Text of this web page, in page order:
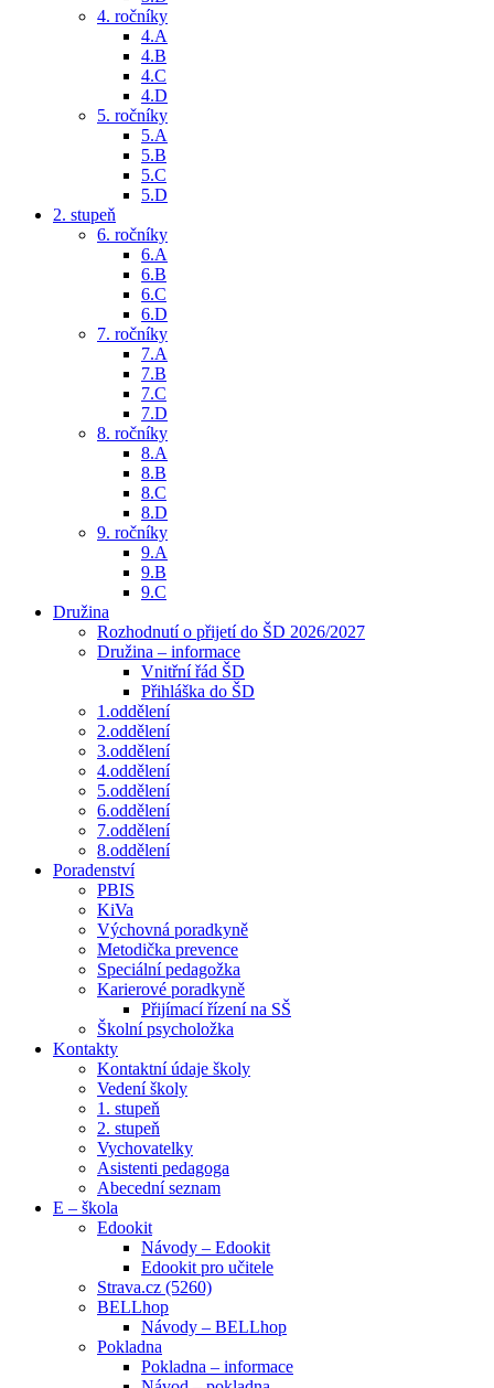
4. ročníky
4.A
4.B
4.C
4.D
5. ročníky
5.A
5.B
5.C
5.D
2. stupeň
6. ročníky
6.A
6.B
6.C
6.D
7. ročníky
7.A
7.B
7.C
7.D
8. ročníky
8.A
8.B
8.C
8.D
9. ročníky
9.A
9.B
9.C
Družina
Rozhodnutí o přijetí do ŠD 2026/2027
Družina – informace
Vnitřní řád ŠD
Přihláška do ŠD
1.oddělení
2.oddělení
3.oddělení
4.oddělení
5.oddělení
6.oddělení
7.oddělení
8.oddělení
Poradenství
PBIS
KiVa
Výchovná poradkyně
Metodička prevence
Speciální pedagožka
Karierové poradkyně
Přijímací řízení na SŠ
Školní psycholožka
Kontakty
Kontaktní údaje školy
Vedení školy
1. stupeň
2. stupeň
Vychovatelky
Asistenti pedagoga
Abecední seznam
E – škola
Edookit
Návody – Edookit
Edookit pro učitele
Strava.cz (5260)
BELLhop
Návody – BELLhop
Pokladna
Pokladna – informace